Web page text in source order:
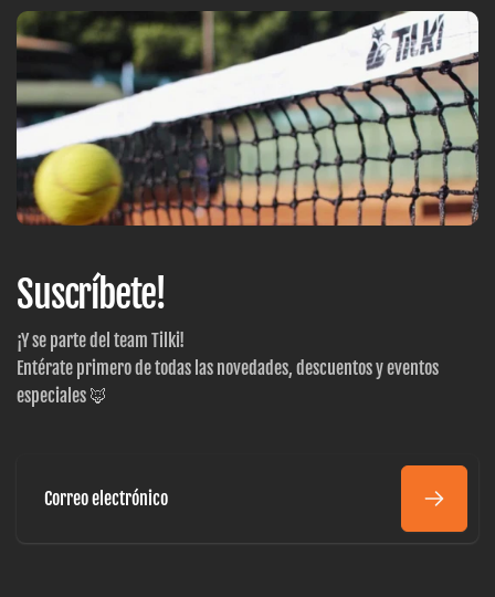
Suscríbete!
¡Y se parte del team Tilki!
Entérate primero de todas las novedades, descuentos y eventos
especiales 🦊